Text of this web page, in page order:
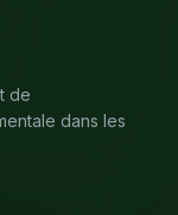
de
dans les